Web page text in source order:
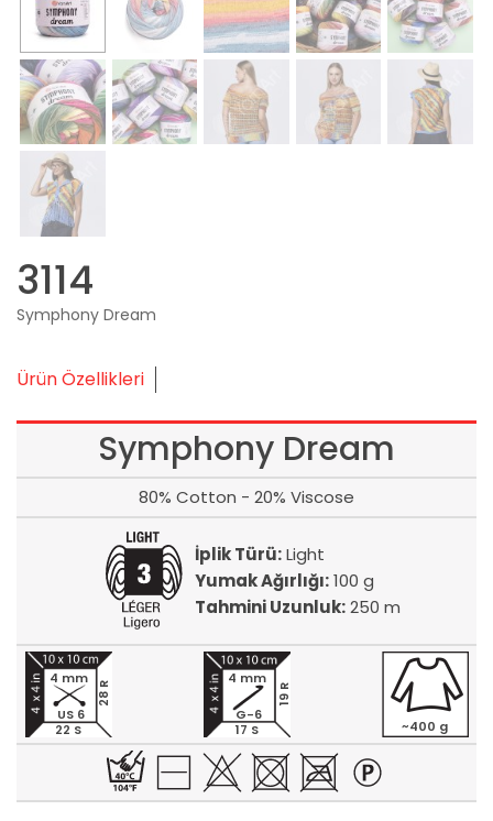
3114
Symphony Dream
Ürün Özellikleri
Symphony Dream
80% Cotton - 20% Viscose
İplik Türü:Light
Yumak Ağırlığı:100 g
Tahmini Uzunluk:250 m
22 S
28 R
4 mm
US 6
17 S
19 R
4 mm
G-6
~400 g